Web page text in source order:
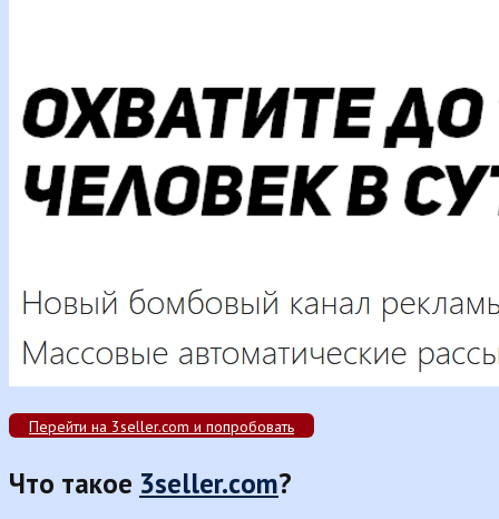
Перейти на 3seller.com и попробовать
Что такое 3seller.com?